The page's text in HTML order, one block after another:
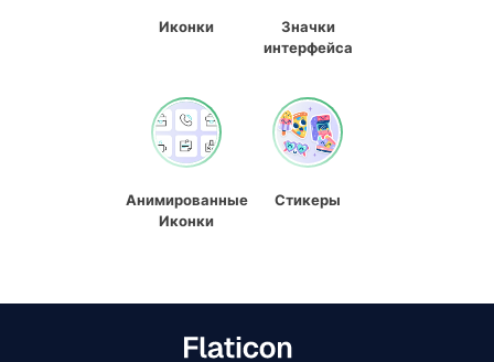
Иконки
Значки
интерфейса
Анимированные
Иконки
Стикеры